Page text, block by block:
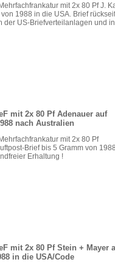
mit 2x 80 Pf J.
1988 in die USA. Brief
der US-Briefverteilanlagen und in
mit 2x 80 Pf Adenauer auf
nach Australien
mit 2x 80 Pf
Brief bis 5 Gramm von 1988
Erhaltung !
mit 2x 80 Pf Stein + Mayer
in die USA/Code